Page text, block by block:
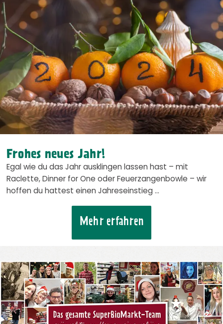
Frohes neues Jahr!
Egal wie du das Jahr ausklingen lassen hast – mit
Raclette, Dinner for One oder Feuerzangenbowle – wir
hoffen du hattest einen Jahreseinstieg …
Mehr erfahren